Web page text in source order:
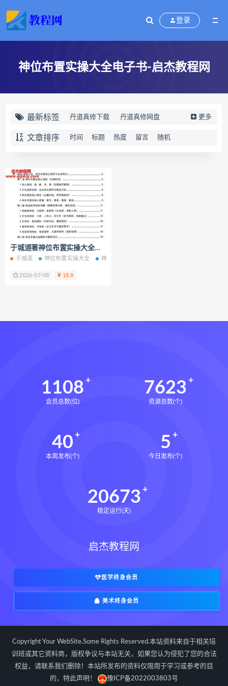
登录
神位布置实操大全电子书-启杰教程网
最新标签 丹道真修下载 丹道真修网盘
丹道真修养生术 丹道真修合集
赵氏寻因断根速效通经术网盘
宫廷御医槌疗术下载
宫廷御医槌疗术网盘
赵书曦宫廷御医槌疗术
脐针通关导引术下载
脐针通关导引术网盘
六爻万象答疑全书网盘
六爻万象答疑全书pdf
道家八字化解指导册下载
道家八字化解指导册网盘
道家八字化解指导册
过三关与做功实例下载
过三关与做功实例pdf
过三关与做功实例 归一
寻龙点穴高级班课程下载
辰南择吉日下载 辰南择吉日网盘
辰南择吉日 九宫八卦指针下载
九宫八卦指针网盘 九宫八卦指针
世道天机预测学下载
更多
文章排序 时间 标题 热度 留言 随机
于城道著神位布置实操大全电子书pdf百度网盘下载学习
于城道 神位布置实操大全 神位布置实操大全电子书
2026-07-08 18.8
1108
会员总数(位)
7623
资源总数(个)
40
本周发布(个)
5
今日发布(个)
20673
稳定运行(天)
启杰教程网
医学终身会员
美术终身会员
Copyright Your WebSite.Some Rights Reserved.本站资料来自于相关培
训班或其它资料商，版权争议与本站无关，如果您认为侵犯了您的合法
权益，请联系我们删除！本站所发布的资料仅限用于学习或参考的目
的，特此声明！
豫ICP备2022003803号